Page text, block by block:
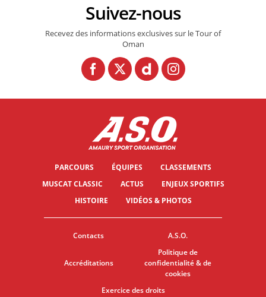
Suivez-nous
Recevez des informations exclusives sur le Tour of
Oman
PARCOURS ÉQUIPES
CLASSEMENTS
MUSCAT CLASSIC
ACTUS
ENJEUX SPORTIFS
HISTOIRE
VIDÉOS & PHOTOS
Contacts A.S.O.
Accréditations
Politique de
confidentialité & de
cookies
Exercice des droits